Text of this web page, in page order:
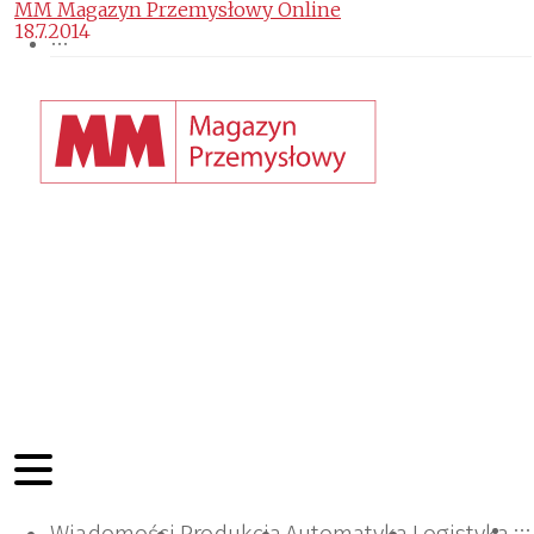
MM Magazyn Przemysłowy Online
18.7.2014